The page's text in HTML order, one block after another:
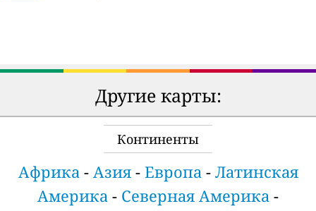
Другие карты:
Континенты
Африка- Азия- Европа- Латинская
Америка - Северная Америка -